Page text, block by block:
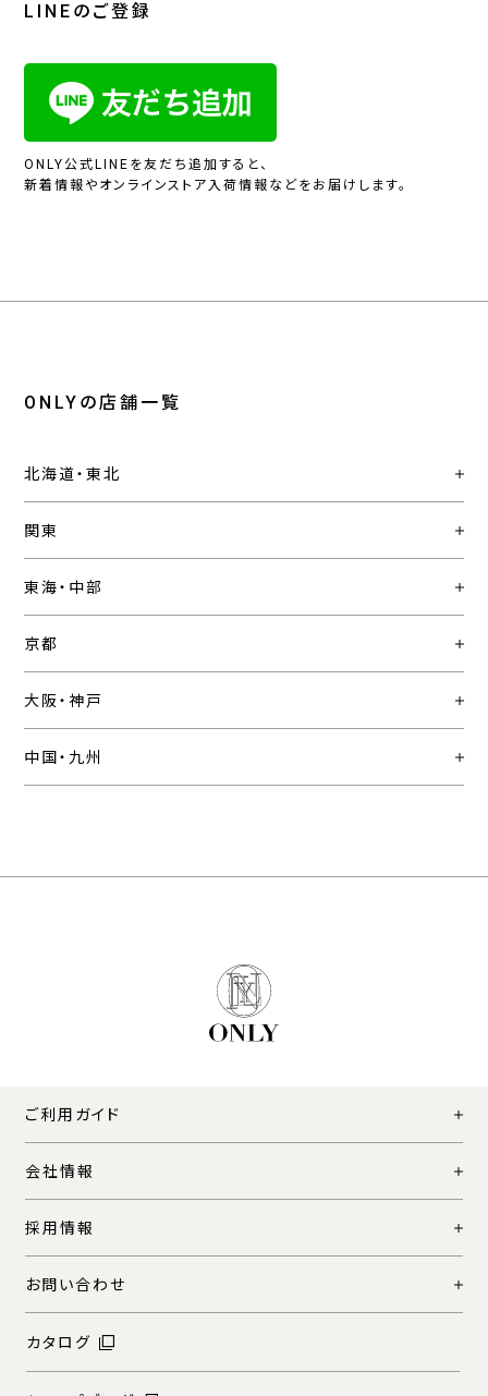
LINEのご登録
ONLY公式LINEを友だち追加すると、
新着情報やオンラインストア入荷情報などをお届けします。
ONLYの店舗一覧
北海道・東北
関東
東海・中部
京都
大阪・神戸
中国・九州
ご利用ガイド
会社情報
採用情報
お問い合わせ
カタログ